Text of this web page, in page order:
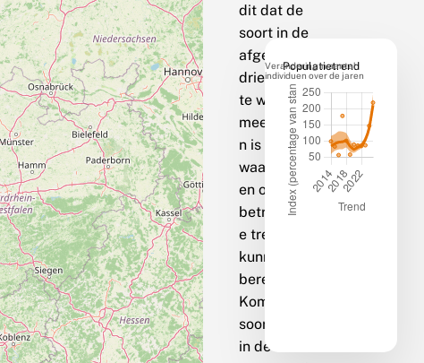
dit dat de
soort in de
afgelopen
drie jaar op
te weinig
meetpunte
n is
waargenom
en om een
betrouwbar
e trend te
kunnen
berekenen.
Komt de
soort bij jou
in de buurt
Populatietrend
Verandering in aantal
individuen over de jaren